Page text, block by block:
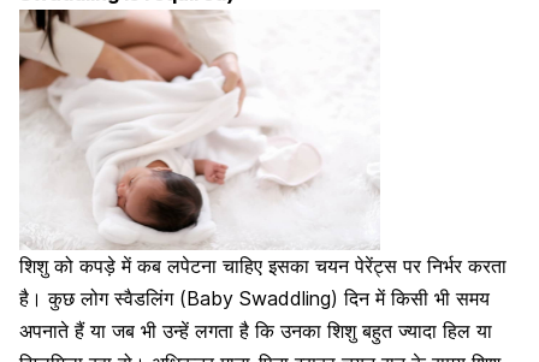
शिशु कोकपड़े में कब लपेटना चाहिए इसका चयन पेरेंट्स पर निर्भर करता
है। कुछ लोग स्वैडलिंग (Baby Swaddling) दिन में किसी भी समय
अपनाते हैं या जब भी उन्हें लगता है कि उनका शिशु बहुत ज्यादा हिल या